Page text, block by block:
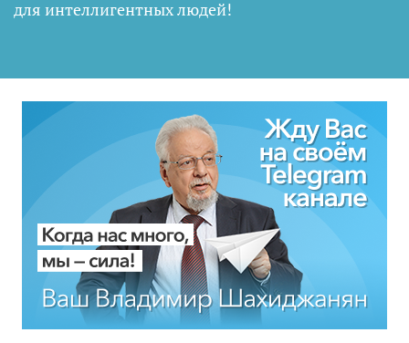
для интеллигентных людей!